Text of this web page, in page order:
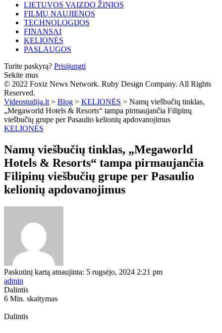
LIETUVOS VAIZDO ŽINIOS
FILMŲ NAUJIENOS
TECHNOLOGIJOS
FINANSAI
KELIONĖS
PASLAUGOS
Turite paskyrą? Prisijungti
Sekite mus
© 2022 Foxiz News Network. Ruby Design Company. All Rights
Reserved.
Videostudija.lt > Blog > KELIONĖS > Namų viešbučių tinklas,
„Megaworld Hotels & Resorts“ tampa pirmaujančia Filipinų
viešbučių grupe per Pasaulio kelionių apdovanojimus
KELIONĖS
Namų viešbučių tinklas, „Megaworld
Hotels & Resorts“ tampa pirmaujančia
Filipinų viešbučių grupe per Pasaulio
kelionių apdovanojimus
Paskutinį kartą atnaujinta: 5 rugsėjo, 2024 2:21 pm
admin
Dalintis
6 Min. skaitymas
Dalintis